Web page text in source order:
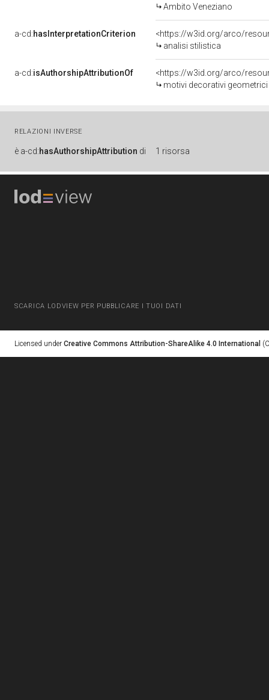
Ambito Veneziano
a-cd:hasInterpretationCriterion
<https://w3id.org/arco/
analisi stilistica
a-cd:isAuthorshipAttributionOf
<https://w3id.org/arco/
motivi decorativi
RELAZIONI INVERSE
è a-cd:hasAuthorshipAttribution di 1 risorsa
SCARICA LODVIEW PER PUBBLICARE I TUOI DATI
Licensed under Creative Commons Attribution-ShareAlike 4.0 International